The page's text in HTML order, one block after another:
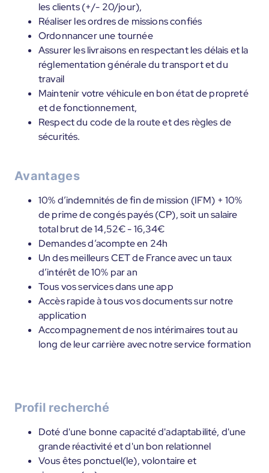
les clients (+/- 20/jour),
Réaliser les ordres de missions confiés
Ordonnancer une tournée
Assurer les livraisons en respectant les délais et la
réglementation générale du transport et du
travail
Maintenir votre véhicule en bon état de propreté
et de fonctionnement,
Respect du code de la route et des règles de
sécurités.
Avantages
10% d’indemnités de fin de mission (IFM) + 10%
de prime de congés payés (CP), soit un salaire
total brut de 14,52€ - 16,34€
Demandes d’acompte en 24h
Un des meilleurs CET de France avec un taux
d’intérêt de 10% par an
Tous vos services dans une app
Accès rapide à tous vos documents sur notre
application
Accompagnement de nos intérimaires tout au
long de leur carrière avec notre service formation
Profil recherché
Doté d'une bonne capacité d'adaptabilité, d'une
grande réactivité et d'un bon relationnel
Vous êtes ponctuel(le), volontaire et